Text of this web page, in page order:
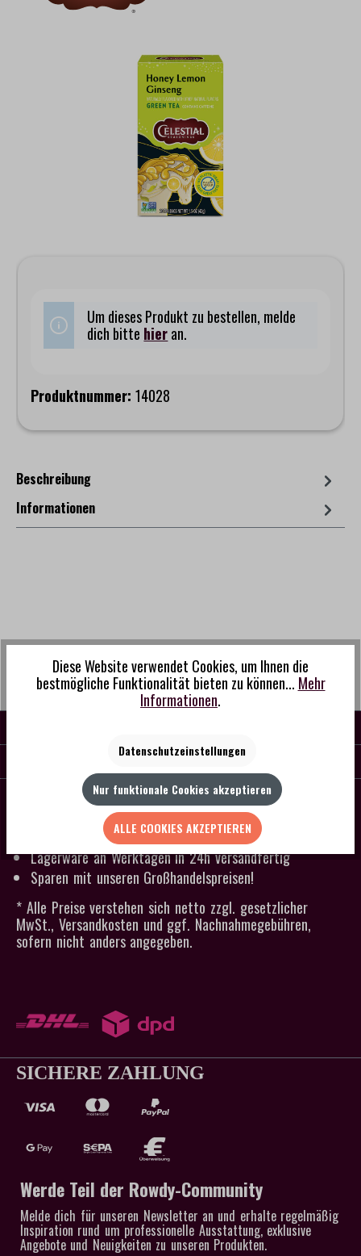
Bildergalerie überspringen
Um dieses Produkt zu bestellen, melde
dich bitte hieran.
Produktnummer:14028
Beschreibung
Informationen
SCHNELLER VERSAND
Kein Mindestbestellwert
Versandkostenfrei ab 300 € Bestellwert
Lagerware an Werktagen in 24h versandfertig
Sparen mit unseren Großhandelspreisen!
* Alle Preise verstehen sich netto zzgl. gesetzlicher
MwSt., Versandkosten und ggf. Nachnahmegebühren,
sofern nicht anders angegeben.
SICHERE ZAHLUNG
Werde Teil der Rowdy-Community
Melde dich für unseren Newsletter an und erhalte regelmäßig
Inspiration rund um professionelle Ausstattung, exklusive
Angebote und Neuigkeiten zu unseren Produkten.
Diese Website verwendet Cookies, um Ihnen die
bestmögliche Funktionalität bieten zu können... Mehr
Informationen.
Datenschutzeinstellungen
Nur funktionale Cookies akzeptieren
ALLE COOKIES AKZEPTIEREN